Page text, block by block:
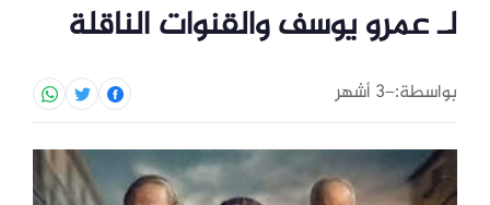
لـ عمرو يوسف والقنوات الناقلة
بواسطة:–3 أشهر